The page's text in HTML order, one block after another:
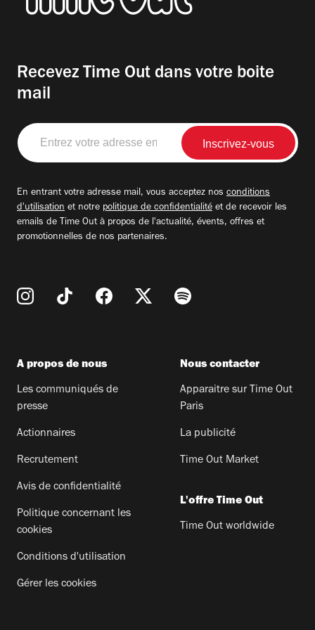
Recevez Time Out dans votre boite
mail
Entrez
votre
adresse
En entrant votre adresse mail, vous acceptez nos conditions
d'utilisation et notre politique de confidentialité et de recevoir les
emails de Time Out à propos de l'actualité, évents, offres et
promotionnelles de nos partenaires.
A propos de nous
Les communiqués de
presse
Actionnaires
Recrutement
Avis de confidentialité
Politique concernant les
cookies
Conditions d'utilisation
Gérer les cookies
Nous contacter
Apparaitre sur Time Out
Paris
La publicité
Time Out Market
L'offre Time Out
Time Out worldwide